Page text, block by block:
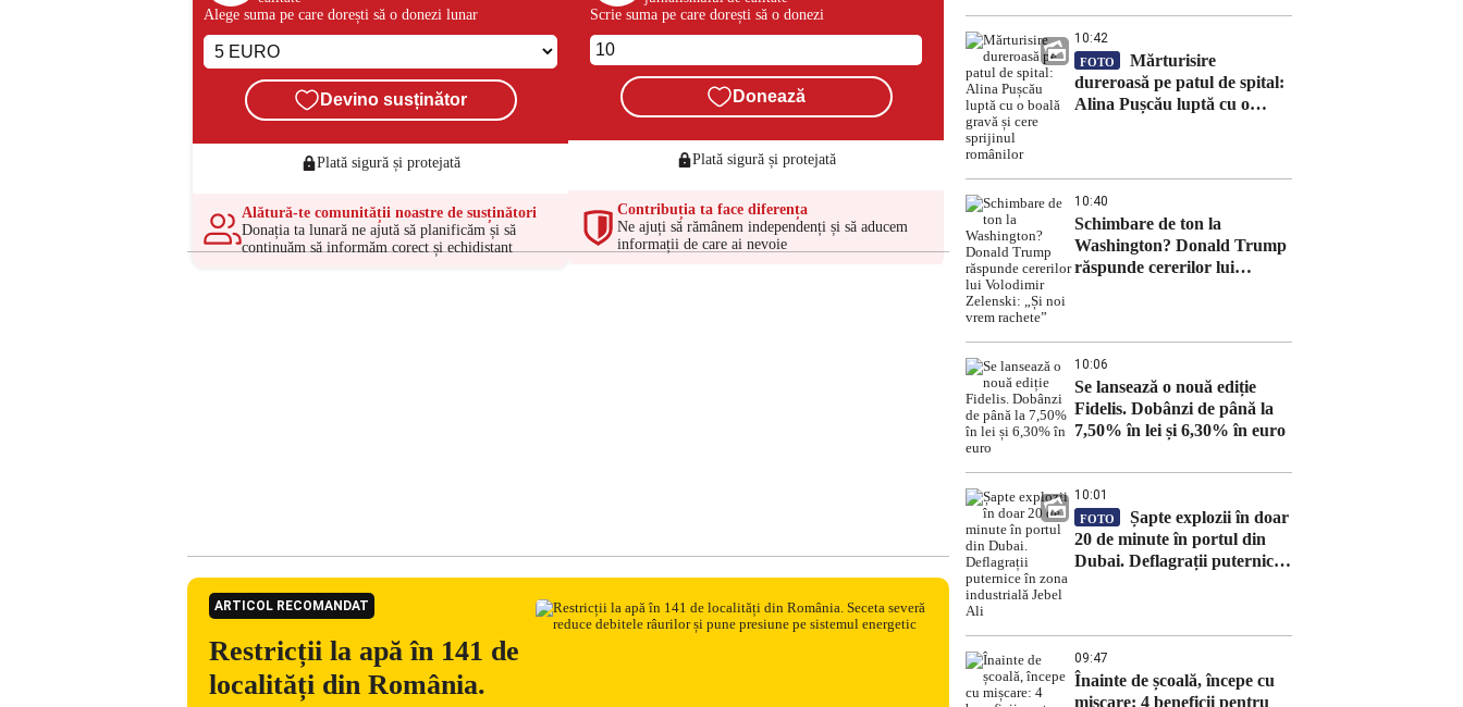
Alege suma pe care dorești să o donezi lunar
Devino susținător
Plată sigură și protejată
Alătură-te comunității noastre de susținători
Donația ta lunară ne ajută să planificăm și să
continuăm să informăm corect și echidistant
Scrie suma pe care dorești să o donezi
Donează
Plată sigură și protejată
Contribuția ta face diferența
Ne ajuți să rămânem independenți și să aducem
informații de care ai nevoie
ARTICOL RECOMANDAT
Restricții la apă în 141 de
localități din România.
10:42
FOTO
Mărturisire
dureroasă pe patul de spital:
Alina Pușcău luptă cu o
10:40
Schimbare de ton la
Washington? Donald Trump
răspunde cererilor lui
10:06
Se lansează o nouă ediție
Fidelis. Dobânzi de până la
7,50% în lei și 6,30% în euro
10:01
FOTO
Șapte explozii în doar
20 de minute în portul din
Dubai. Deflagrații puternice
09:47
Înainte de școală, începe cu
mișcare: 4 beneficii pentru